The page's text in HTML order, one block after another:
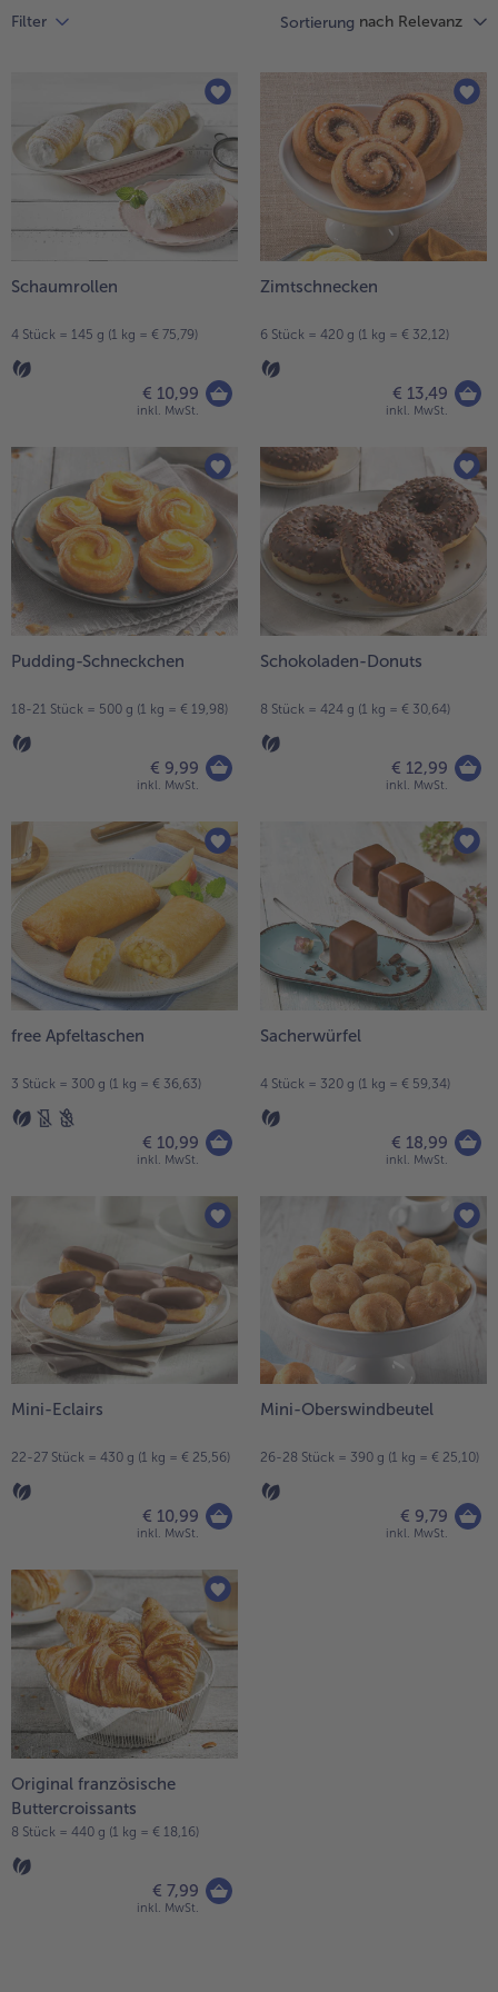
alle Hausmannskost & Suppen
alle Brot & Gebäck
Süße Vielfalt
alle Süße Vielfalt
Confiserie & Feinkost
alle Confiserie & Feinkost
Wein & Spirituosen
alle Wein & Spirituosen
Küchenhelfer
alle Küchenhelfer
Filter Sortierung nach Relevanz
Schaumrollen
4 Stück = 145 g (1 kg = € 75,79)
€ 10,99
inkl. MwSt.
Zimtschnecken
6 Stück = 420 g (1 kg = € 32,12)
€ 13,49
inkl. MwSt.
Pudding-Schneckchen
18-21 Stück = 500 g (1 kg = € 19,98)
€ 9,99
inkl. MwSt.
Schokoladen-Donuts
8 Stück = 424 g (1 kg = € 30,64)
€ 12,99
inkl. MwSt.
free Apfeltaschen
3 Stück = 300 g (1 kg = € 36,63)
€ 10,99
inkl. MwSt.
Sacherwürfel
4 Stück = 320 g (1 kg = € 59,34)
€ 18,99
inkl. MwSt.
Mini-Eclairs
22-27 Stück = 430 g (1 kg = € 25,56)
€ 10,99
inkl. MwSt.
Mini-Oberswindbeutel
26-28 Stück = 390 g (1 kg = € 25,10)
€ 9,79
inkl. MwSt.
Original französische
Buttercroissants
8 Stück = 440 g (1 kg = € 18,16)
€ 7,99
inkl. MwSt.